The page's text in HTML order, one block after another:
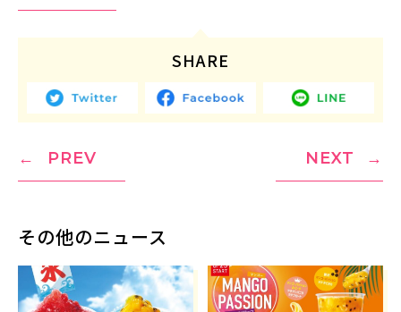
SHARE
PREV NEXT
その他のニュース